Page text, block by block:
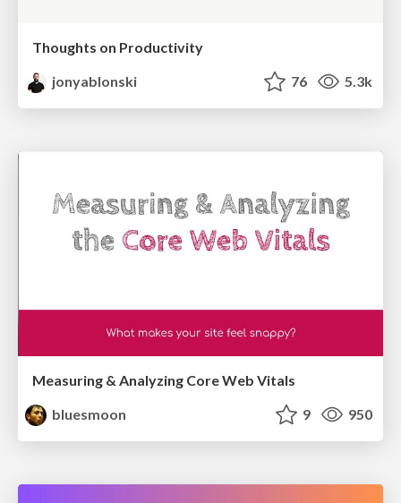
Thoughts on Productivity
jonyablonski
76 5.3k
Measuring & Analyzing Core Web Vitals
bluesmoon
9 950